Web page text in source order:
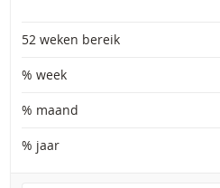
52 weken bereik
% week
% maand
% jaar